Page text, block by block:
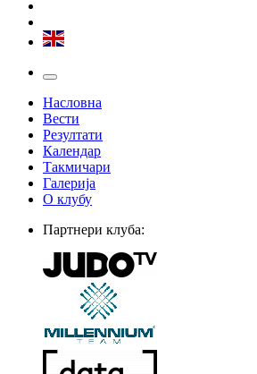
Насловна
Вести
Резултати
Календар
Такмичари
Галерија
О клубу
Партнери клуба: